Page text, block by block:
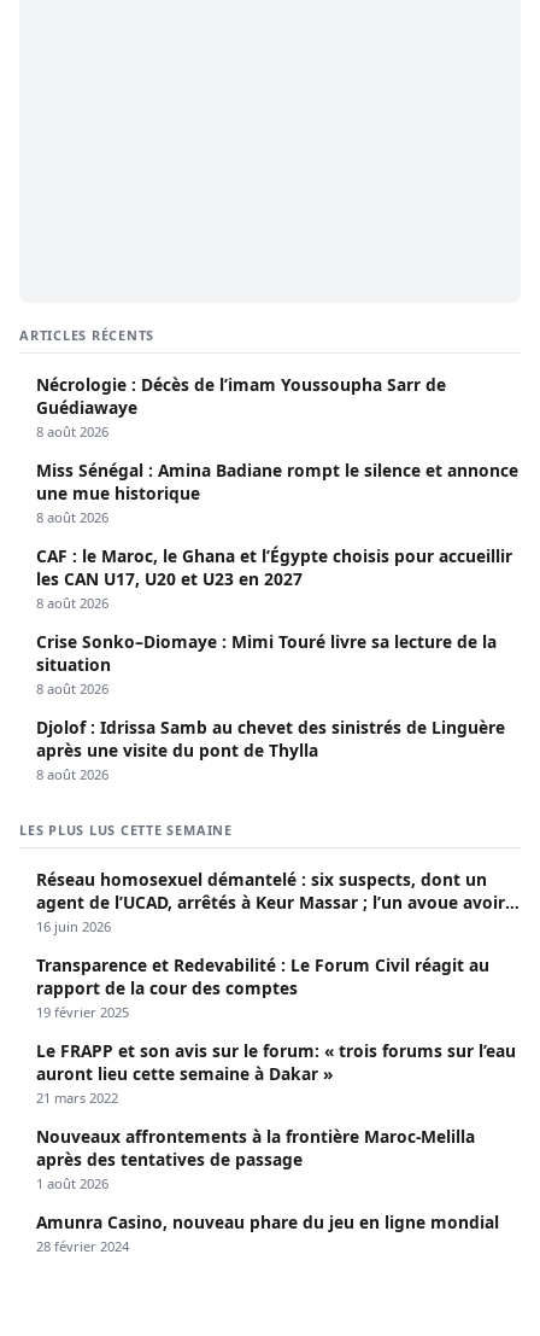
ARTICLES RÉCENTS
Nécrologie : Décès de l’imam Youssoupha Sarr de
Guédiawaye
8 août 2026
Miss Sénégal : Amina Badiane rompt le silence et annonce
une mue historique
8 août 2026
CAF : le Maroc, le Ghana et l’Égypte choisis pour accueillir
les CAN U17, U20 et U23 en 2027
8 août 2026
Crise Sonko–Diomaye : Mimi Touré livre sa lecture de la
situation
8 août 2026
Djolof : Idrissa Samb au chevet des sinistrés de Linguère
après une visite du pont de Thylla
8 août 2026
LES PLUS LUS CETTE SEMAINE
Réseau homosexuel démantelé : six suspects, dont un
agent de l’UCAD, arrêtés à Keur Massar ; l’un avoue avoir
propagé le VIH depuis 2018
16 juin 2026
Transparence et Redevabilité : Le Forum Civil réagit au
rapport de la cour des comptes
19 février 2025
Le FRAPP et son avis sur le forum: « trois forums sur l’eau
auront lieu cette semaine à Dakar »
21 mars 2022
Nouveaux affrontements à la frontière Maroc-Melilla
après des tentatives de passage
1 août 2026
Amunra Casino, nouveau phare du jeu en ligne mondial
28 février 2024